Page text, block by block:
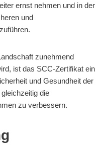
ernst nehmen und in der
und
zunehmend
ist das SCC-Zertifikat ein
und Gesundheit der
die
zu verbessern.